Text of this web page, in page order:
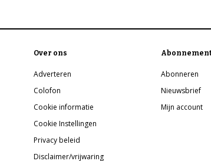
Over ons
Adverteren
Colofon
Cookie informatie
Cookie Instellingen
Privacy beleid
Disclaimer/vrijwaring
Abonneren
Nieuwsbrief
Mijn account